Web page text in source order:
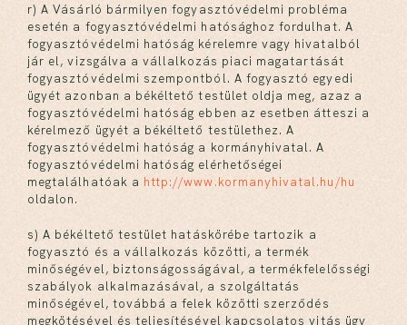
r) A Vásárló bármilyen fogyasztóvédelmi probléma
esetén a fogyasztóvédelmi hatósághoz fordulhat. A
fogyasztóvédelmi hatóság kérelemre vagy hivatalból
jár el, vizsgálva a vállalkozás piaci magatartását
fogyasztóvédelmi szempontból. A fogyasztó egyedi
ügyét azonban a békéltető testület oldja meg, azaz a
fogyasztóvédelmi hatóság ebben az esetben átteszi a
kérelmező ügyét a békéltető testülethez. A
fogyasztóvédelmi hatóság a kormányhivatal. A
fogyasztóvédelmi hatóság elérhetőségei
megtalálhatóak a http://www.kormanyhivatal.hu/hu
oldalon.
s) A békéltető testület hatáskörébe tartozik a
fogyasztó és a vállalkozás közötti, a termék
minőségével, biztonságosságával, a termékfelelősségi
szabályok alkalmazásával, a szolgáltatás
minőségével, továbbá a felek közötti szerződés
megkötésével és teljesítésével kapcsolatos vitás ügy